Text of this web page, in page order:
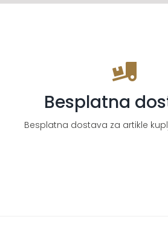
Besplatna
Besplatna dostava za artikle